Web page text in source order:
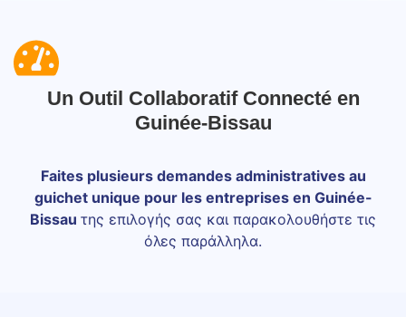
Un Outil Collaboratif Connecté en
Guinée-Bissau
Faites plusieurs demandes administratives au
guichet unique pour les entreprises en Guinée-
Bissau της επιλογής σας και παρακολουθήστε τις
όλες παράλληλα.